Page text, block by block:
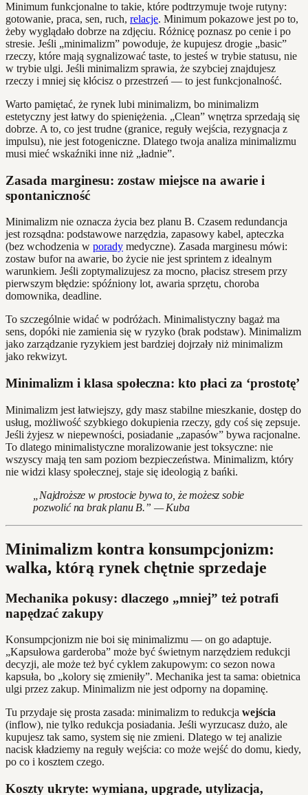
Minimum funkcjonalne to takie, które podtrzymuje twoje rutyny:
gotowanie, praca, sen, ruch, relacje. Minimum pokazowe jest po to,
żeby wyglądało dobrze na zdjęciu. Różnicę poznasz po cenie i po
stresie. Jeśli „minimalizm” powoduje, że kupujesz drogie „basic”
rzeczy, które mają sygnalizować taste, to jesteś w trybie statusu, nie
w trybie ulgi. Jeśli minimalizm sprawia, że szybciej znajdujesz
rzeczy i mniej się kłócisz o przestrzeń — to jest funkcjonalność.
Warto pamiętać, że rynek lubi minimalizm, bo minimalizm
estetyczny jest łatwy do spieniężenia. „Clean” wnętrza sprzedają się
dobrze. A to, co jest trudne (granice, reguły wejścia, rezygnacja z
impulsu), nie jest fotogeniczne. Dlatego twoja analiza minimalizmu
musi mieć wskaźniki inne niż „ładnie”.
Zasada marginesu: zostaw miejsce na awarie i
spontaniczność
Minimalizm nie oznacza życia bez planu B. Czasem redundancja
jest rozsądna: podstawowe narzędzia, zapasowy kabel, apteczka
(bez wchodzenia w porady medyczne). Zasada marginesu mówi:
zostaw bufor na awarie, bo życie nie jest sprintem z idealnym
warunkiem. Jeśli zoptymalizujesz za mocno, płacisz stresem przy
pierwszym błędzie: spóźniony lot, awaria sprzętu, choroba
domownika, deadline.
To szczególnie widać w podróżach. Minimalistyczny bagaż ma
sens, dopóki nie zamienia się w ryzyko (brak podstaw). Minimalizm
jako zarządzanie ryzykiem jest bardziej dojrzały niż minimalizm
jako rekwizyt.
Minimalizm i klasa społeczna: kto płaci za ‘prostotę’
Minimalizm jest łatwiejszy, gdy masz stabilne mieszkanie, dostęp do
usług, możliwość szybkiego dokupienia rzeczy, gdy coś się zepsuje.
Jeśli żyjesz w niepewności, posiadanie „zapasów” bywa racjonalne.
To dlatego minimalistyczne moralizowanie jest toksyczne: nie
wszyscy mają ten sam poziom bezpieczeństwa. Minimalizm, który
nie widzi klasy społecznej, staje się ideologią z bańki.
„Najdroższe w prostocie bywa to, że możesz sobie
pozwolić na brak planu B.” — Kuba
Minimalizm kontra konsumpcjonizm:
walka, którą rynek chętnie sprzedaje
Mechanika pokusy: dlaczego „mniej” też potrafi
napędzać zakupy
Konsumpcjonizm nie boi się minimalizmu — on go adaptuje.
„Kapsułowa garderoba” może być świetnym narzędziem redukcji
decyzji, ale może też być cyklem zakupowym: co sezon nowa
kapsuła, bo „kolory się zmieniły”. Mechanika jest ta sama: obietnica
ulgi przez zakup. Minimalizm nie jest odporny na dopaminę.
Tu przydaje się prosta zasada: minimalizm to redukcja wejścia
(inflow), nie tylko redukcja posiadania. Jeśli wyrzucasz dużo, ale
kupujesz tak samo, system się nie zmieni. Dlatego w tej analizie
nacisk kładziemy na reguły wejścia: co może wejść do domu, kiedy,
po co i kosztem czego.
Koszty ukryte: wymiana, upgrade, utylizacja,